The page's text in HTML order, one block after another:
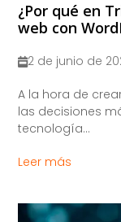
¿Por qué en
web con
2 de junio de
A la hora de
las decisiones
tecnología...
Leer más